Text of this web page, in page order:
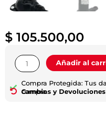
$ 105.500,00
Gato
Criquet
Toyota
Añadir al
Compra Protegida: Tus
compra.
Cambios y Devoluciones